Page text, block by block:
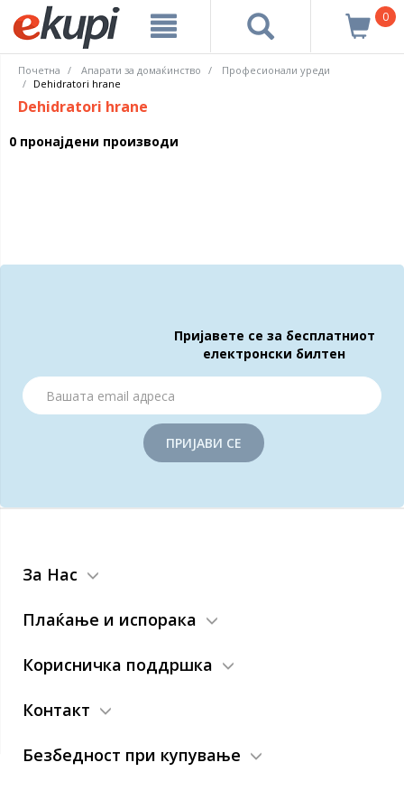
0
Почетна Апарати за домаќинство
Професионали уреди
Dehidratori hrane
Dehidratori hrane
0 пронајдени производи
Пријавете се за бесплатниот
електронски билтен
ПРИЈАВИ СЕ
За Нас
Плаќање и испорака
Корисничка поддршка
Контакт
Безбедност при купување